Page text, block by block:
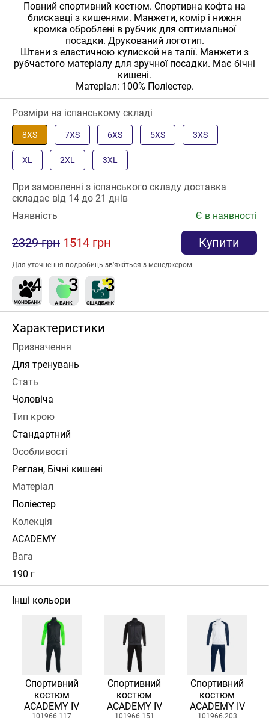
Повний спортивний костюм. Спортивна кофта на
блискавці з кишенями. Манжети, комір і нижня
кромка оброблені в рубчик для оптимальної
посадки. Друкований логотип.
Штани з еластичною кулиской на талії. Манжети з
рубчастого матеріалу для зручної посадки. Має бічні
кишені.
Матеріал: 100% Поліестер.
Розміри на іспанському складі
8XS 7XS 6XS 5XS 3XS
XL 2XL 3XL
При замовленні з іспанського складу доставка
складає від 14 до 21 днів
Наявність
Є в наявності
2329 грн 1514 грн Купити
Для уточнення подробиць зв’яжіться з менеджером
Характеристики
Призначення
Для тренувань
Стать
Чоловіча
Тип крою
Стандартний
Особливості
Реглан, Бічні кишені
Матеріал
Поліестер
Колекція
ACADEMY
Вага
190 г
Інші кольори
Спортивний
костюм
ACADEMY IV
101966.117
Спортивний
костюм
ACADEMY IV
101966.151
Спортивний
костюм
ACADEMY IV
101966.203